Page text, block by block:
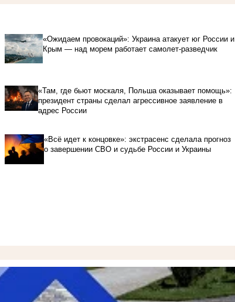
«Ожидаем провокаций»: Украина атакует юг России и
Крым — над морем работает самолет-разведчик
«Там, где бьют москаля, Польша оказывает помощь»:
президент страны сделал агрессивное заявление в
адрес России
«Всё идет к концовке»: экстрасенс сделала прогноз
о завершении СВО и судьбе России и Украины